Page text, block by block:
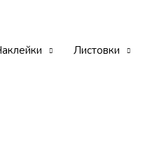
Листовки